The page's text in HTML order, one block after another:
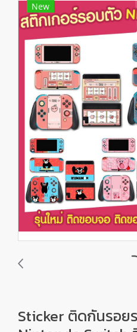
New
Sticker ติดกันรอย